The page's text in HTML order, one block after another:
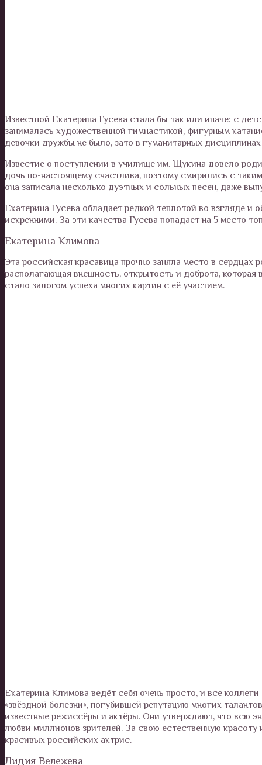
Известной Екатерина Гусева стала бы так или иначе: с
занималась художественной гимнастикой, фигурным
девочки дружбы не было, зато в гуманитарных
Известие о поступлении в училище им. Щукина довело
дочь по-настоящему счастлива, поэтому смирились с
она записала несколько дуэтных и сольных песен, даже
Екатерина Гусева обладает редкой теплотой во взгляде
искренними. За эти качества Гусева попадает на 5 место
Екатерина Климова
Эта российская красавица прочно заняла место в сердцах
располагающая внешность, открытость и доброта,
стало залогом успеха многих картин с её участием.
Екатерина Климова ведёт себя очень просто, и все
«звёздной болезни», погубившей репутацию многих
известные режиссёры и актёры. Они утверждают, что всю
любви миллионов зрителей. За свою естественную
красивых российских актрис.
Лидия Вележева